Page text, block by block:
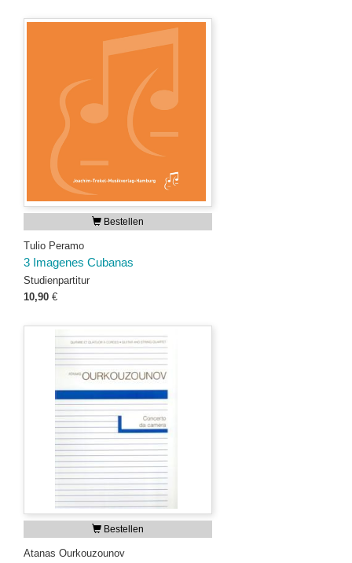
Bestellen
Tulio Peramo
3 Imagenes Cubanas
Studienpartitur
10,90 €
Bestellen
Atanas Ourkouzounov